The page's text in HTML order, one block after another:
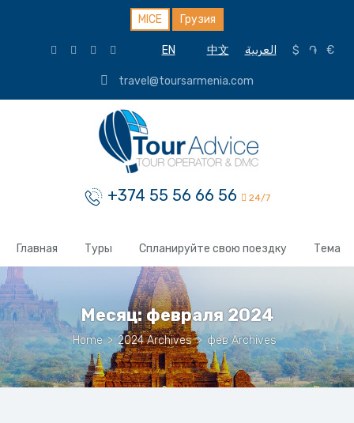
MICE Грузия
EN 中文 العربية $ ֏ €
travel@toursarmenia.com
+374 55 56 66 56 24/7
Главная Туры Спланируйте свою поездку Тема
Месяц:февраля 2024
Home > 2024 Archives > фев Archives